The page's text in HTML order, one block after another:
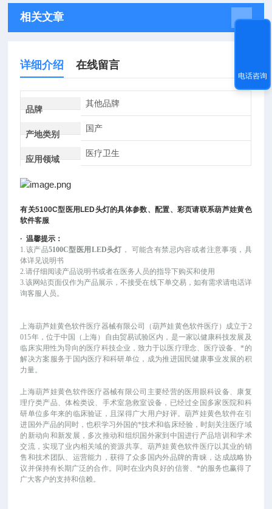
相关文章
详细介绍 在线留言
品牌
其他品牌
产地类别
国产
应用领域
医疗卫生
有关5100C型医用 LED头灯的具体参数、配置、彩页请联系葫芦娃黄色
软件客服
·温馨提示：
1.该产品5100C型医用LED头灯 ， 可能含有禁忌内容或者注意事项，具
体详见说明书
2.请仔细阅读产品说明书或者在医务人员的指导下购买和使用
3.该网站页面仅作为产品展示，不接受在线下单交易，如有需求请电话详
询客服人员。
上海葫芦娃黄色软件医疗器械有限公司（葫芦娃黄色软件医疗）成立于2
015年，位于中国（上海）自由贸易试验区内，是一家以健康科技发展及
临床实用性为导向的医疗科技企业，致力于以医疗理念、医疗设备、*的
解决方案服务于国内医疗和科研单位，成为推进国民健康事业发展的积
力量。
上海葫芦娃黄色软件医疗器械有限公司主要经营的医用眼科设备、康复
理疗类产品、体检类设、手术室急救室设备，已经过全国多家医院和科
研单位多年来的临床验证，且深得广大用户好评。葫芦娃黄色软件在引
进国外产品的同时，也积学习外国的*技术和临床经验，时刻关注医疗域
的新动向和新发展，多次推动和组织国外家到中国进行产品培训和学术
交流，实现了业内相关域的资源共享。葫芦娃黄色软件医疗以其业的销
售和技术团队、运营能力，获得了众多国内外品牌的青睐，达成战略协
议并保持有长期广泛的合作。同时在业内良好的信誉、*的服务也赢得了
广大客户的支持和信赖。
电话咨询